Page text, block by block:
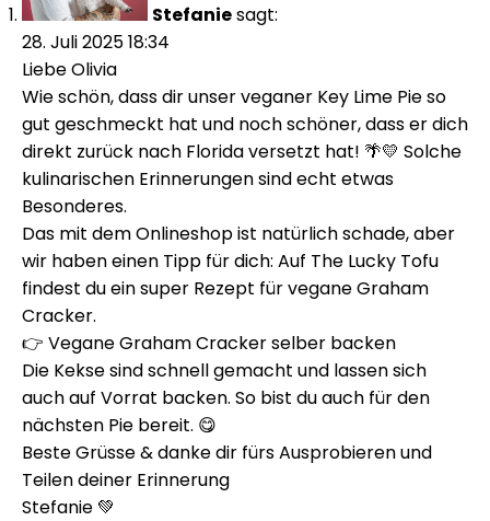
Stefaniesagt:
28. Juli 2025 18:34
Liebe Olivia
Wie schön, dass dir unser veganer Key Lime Pie so
gut geschmeckt hat und noch schöner, dass er dich
direkt zurück nach Florida versetzt hat! 🌴💛 Solche
kulinarischen Erinnerungen sind echt etwas
Besonderes.
Das mit dem Onlineshop ist natürlich schade, aber
wir haben einen Tipp für dich: Auf The Lucky Tofu
findest du ein super Rezept für vegane Graham
Cracker.
👉 Vegane Graham Cracker selber backen
Die Kekse sind schnell gemacht und lassen sich
auch auf Vorrat backen. So bist du auch für den
nächsten Pie bereit. 😋
Beste Grüsse & danke dir fürs Ausprobieren und
Teilen deiner Erinnerung
Stefanie 💚